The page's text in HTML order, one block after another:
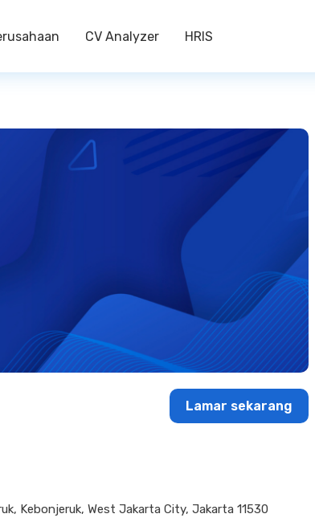
CV Analyzer HRIS
Kebonjeruk, West Jakarta City, Jakarta 11530
Lamar sekarang